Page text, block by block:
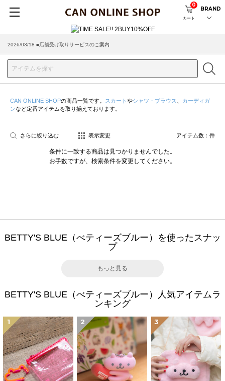
カート
0
BRAND
2026/03/18 ■店舗受け取りサービスのご案内
CAN ONLINE SHOPの商品一覧です。 スカート やシャツ・ブラウス
カーディガ
ンなど定番アイテムを取り揃えております。
さらに絞り込む 表示変更 アイテム数： 件
条件に一致する商品は見つかりませんでした。
お手数ですが、検索条件を変更してください。
BETTY'S BLUE（べティーズブルー）を使ったスナッ
プ
もっと見る
BETTY'S BLUE（べティーズブルー）人気アイテムラ
ンキング
1 2 3